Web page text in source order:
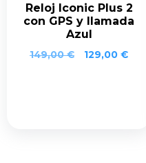
Reloj Iconic Plus 2
con GPS y llamada
Azul
149,00€
El
129,00 €El